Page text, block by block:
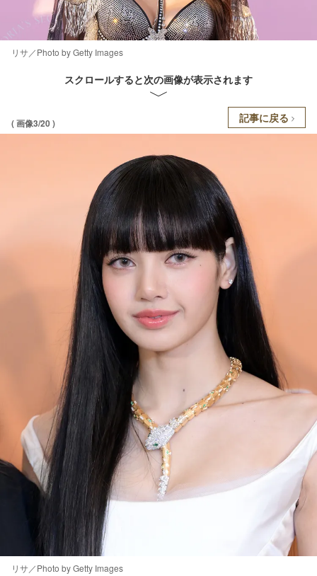
リサ／Photo by Getty Images
スクロールすると次の画像が表示されます
( 画像3/20 ) 記事に戻る
リサ／Photo by Getty Images